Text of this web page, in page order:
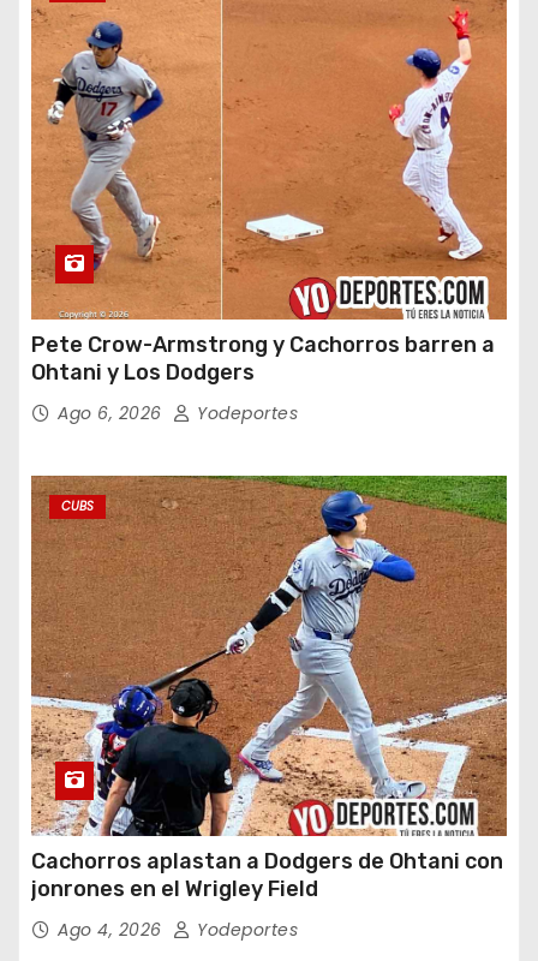
Pete Crow-Armstrong y Cachorros barren a
Ohtani y Los Dodgers
Ago 6, 2026 Yodeportes
CUBS
Cachorros aplastan a Dodgers de Ohtani con
jonrones en el Wrigley Field
Ago 4, 2026 Yodeportes